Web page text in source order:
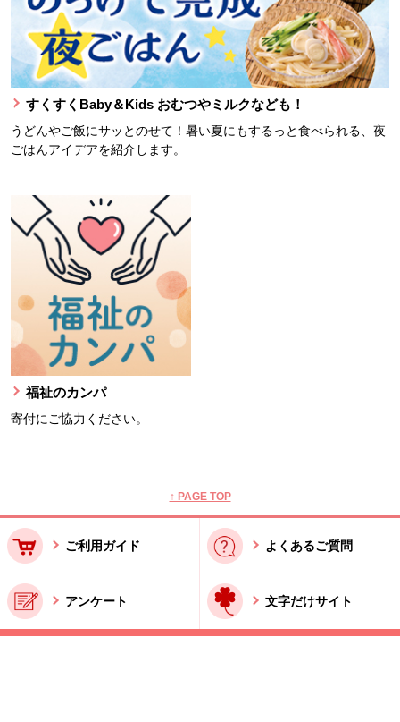
すくすくBaby＆Kids おむつやミルクなども！
うどんやご飯にサッとのせて！暑い夏にもするっと食べられる、夜
ごはんアイデアを紹介します。
福祉のカンパ
寄付にご協力ください。
↑ PAGE TOP
ご利用ガイド よくあるご質問
アンケート 文字だけサイト